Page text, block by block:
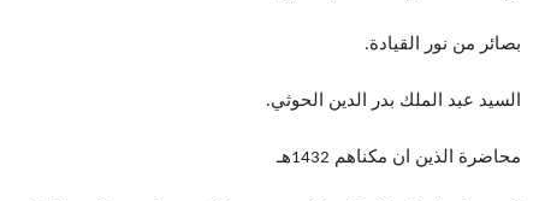
بصائر من نور القيادة.
السيد عبد الملك بدر الدين الحوثي.
محاضرة الذين ان مكناهم 1432هـ